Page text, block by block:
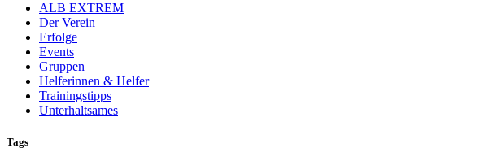
ALB EXTREM
Der Verein
Erfolge
Events
Gruppen
Helferinnen & Helfer
Trainingstipps
Unterhaltsames
Tags